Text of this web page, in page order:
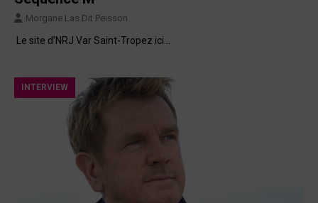
Morgane Las Dit Peisson
Le site d’NRJ Var Saint-Tropez ici…
INTERVIEW